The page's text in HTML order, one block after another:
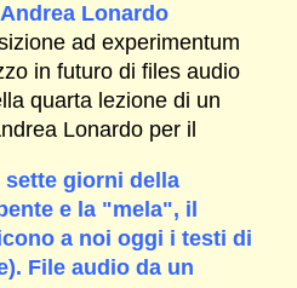
Lonardo
ad experimentum
in futuro di files audio
quarta lezione di un
Lonardo per il
sette giorni della
e la "mela", il
a noi oggi i testi di
File audio da un